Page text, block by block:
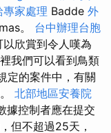
家處理 Badde 外
。 台中辦理台胞
欣賞到令人嘆為
我們可以看到鳥類
定的案件中，有關
北部地區安養院
據控制者應在提交
但不超過25天，